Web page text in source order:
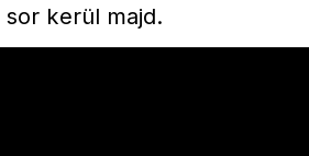
kerül majd.